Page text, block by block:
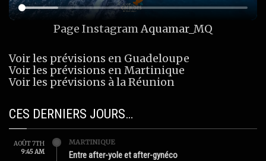
Page Instagram Aquamar_MQ
Voir les prévisions en Guadeloupe
Voir les prévisions en Martinique
Voir les prévisions à la Réunion
CES DERNIERS JOURS…
AOÛT 7TH
9:45 AM
MARTINIQUE
Entre after-yole et after-gynéco